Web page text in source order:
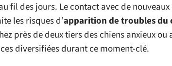
fil des jours. Le contact avec de
les risques d’apparition de troubles du
près de deux tiers des chiens anxieux
diversifiées durant ce moment-clé.